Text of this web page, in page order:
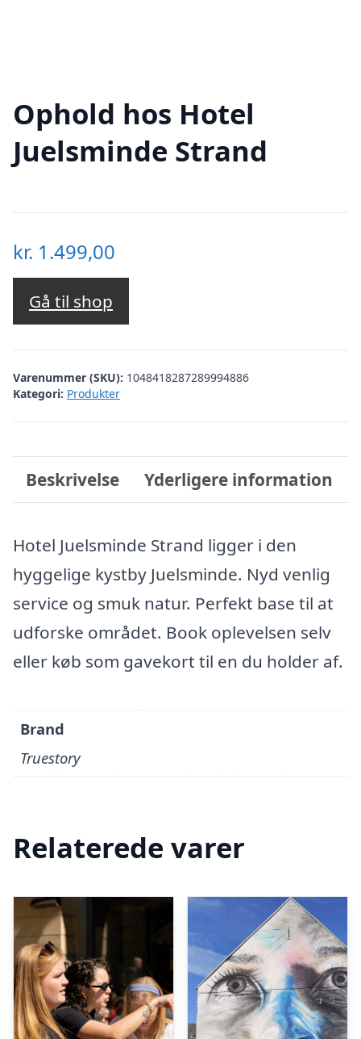
Ophold hos Hotel
Juelsminde Strand
kr. 1.499,00
Gå til shop
Varenummer (SKU): 1048418287289994886
Kategori: Produkter
Beskrivelse Yderligere information
Hotel Juelsminde Strand ligger i den
hyggelige kystby Juelsminde. Nyd venlig
service og smuk natur. Perfekt base til at
udforske området. Book oplevelsen selv
eller køb som gavekort til en du holder af.
Brand
Truestory
Relaterede varer